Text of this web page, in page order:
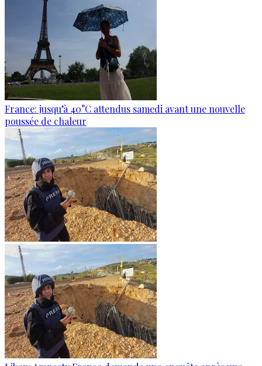
France: jusqu’à 40°C attendus samedi avant une nouvelle
poussée de chaleur